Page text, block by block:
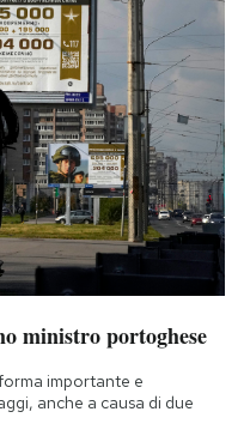
ministro portoghese
importante e
anche a causa di due